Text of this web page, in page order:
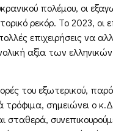
πολέμου, οι
ρεκόρ. Το 2023, οι
επιχειρήσεις να
αξία των
του εξωτερικού,
σημειώνει ο